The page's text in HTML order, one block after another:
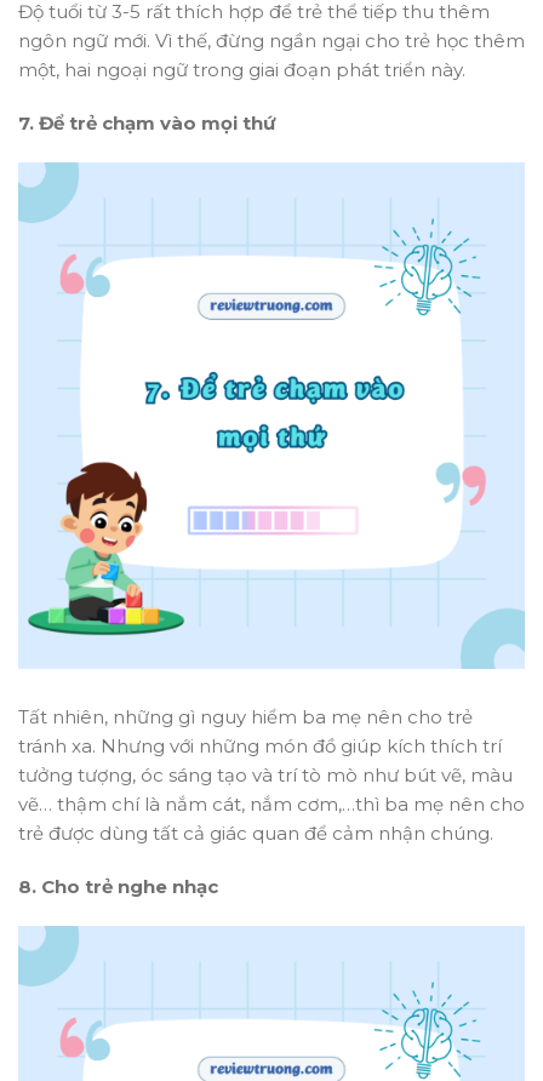
Độ tuổi từ 3-5 rất thích hợp để trẻ thể tiếp thu thêm
ngôn ngữ mới. Vì thế, đừng ngần ngại cho trẻ học thêm
một, hai ngoại ngữ trong giai đoạn phát triển này.
7. Để trẻ chạm vào mọi thứ
Tất nhiên, những gì nguy hiểm ba mẹ nên cho trẻ
tránh xa. Nhưng với những món đồ giúp kích thích trí
tưởng tượng, óc sáng tạo và trí tò mò như bút vẽ, màu
vẽ… thậm chí là nắm cát, nắm cơm,…thì ba mẹ nên cho
trẻ được dùng tất cả giác quan để cảm nhận chúng.
8. Cho trẻ nghe nhạc